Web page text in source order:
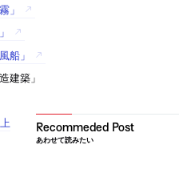
」
船」
建築」
あわせて読みたい